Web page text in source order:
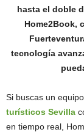
hasta el doble
Home2Book,
tecnología
Si buscas un
turísticos Sevilla
en tiempo real,